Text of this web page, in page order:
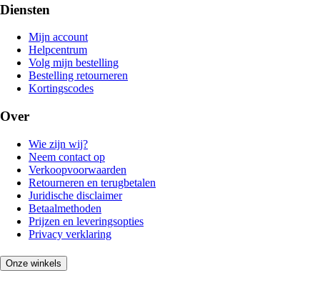
Diensten
Mijn account
Helpcentrum
Volg mijn bestelling
Bestelling retourneren
Kortingscodes
Over
Wie zijn wij?
Neem contact op
Verkoopvoorwaarden
Retourneren en terugbetalen
Juridische disclaimer
Betaalmethoden
Prijzen en leveringsopties
Privacy verklaring
Onze winkels